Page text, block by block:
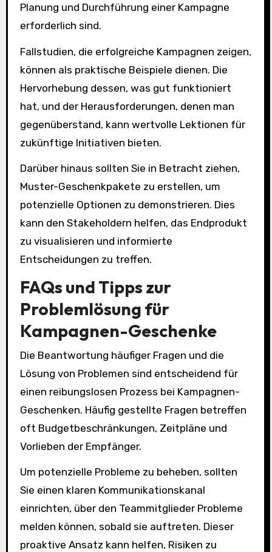
Planung und Durchführung einer Kampagne
erforderlich sind.
Fallstudien, die erfolgreiche Kampagnen zeigen,
können als praktische Beispiele dienen. Die
Hervorhebung dessen, was gut funktioniert
hat, und der Herausforderungen, denen man
gegenüberstand, kann wertvolle Lektionen für
zukünftige Initiativen bieten.
Darüber hinaus sollten Sie in Betracht ziehen,
Muster-Geschenkpakete zu erstellen, um
potenzielle Optionen zu demonstrieren. Dies
kann den Stakeholdern helfen, das Endprodukt
zu visualisieren und informierte
Entscheidungen zu treffen.
FAQs und Tipps zur
Problemlösung für
Kampagnen-Geschenke
Die Beantwortung häufiger Fragen und die
Lösung von Problemen sind entscheidend für
einen reibungslosen Prozess bei Kampagnen-
Geschenken. Häufig gestellte Fragen betreffen
oft Budgetbeschränkungen, Zeitpläne und
Vorlieben der Empfänger.
Um potenzielle Probleme zu beheben, sollten
Sie einen klaren Kommunikationskanal
einrichten, über den Teammitglieder Probleme
melden können, sobald sie auftreten. Dieser
proaktive Ansatz kann helfen, Risiken zu